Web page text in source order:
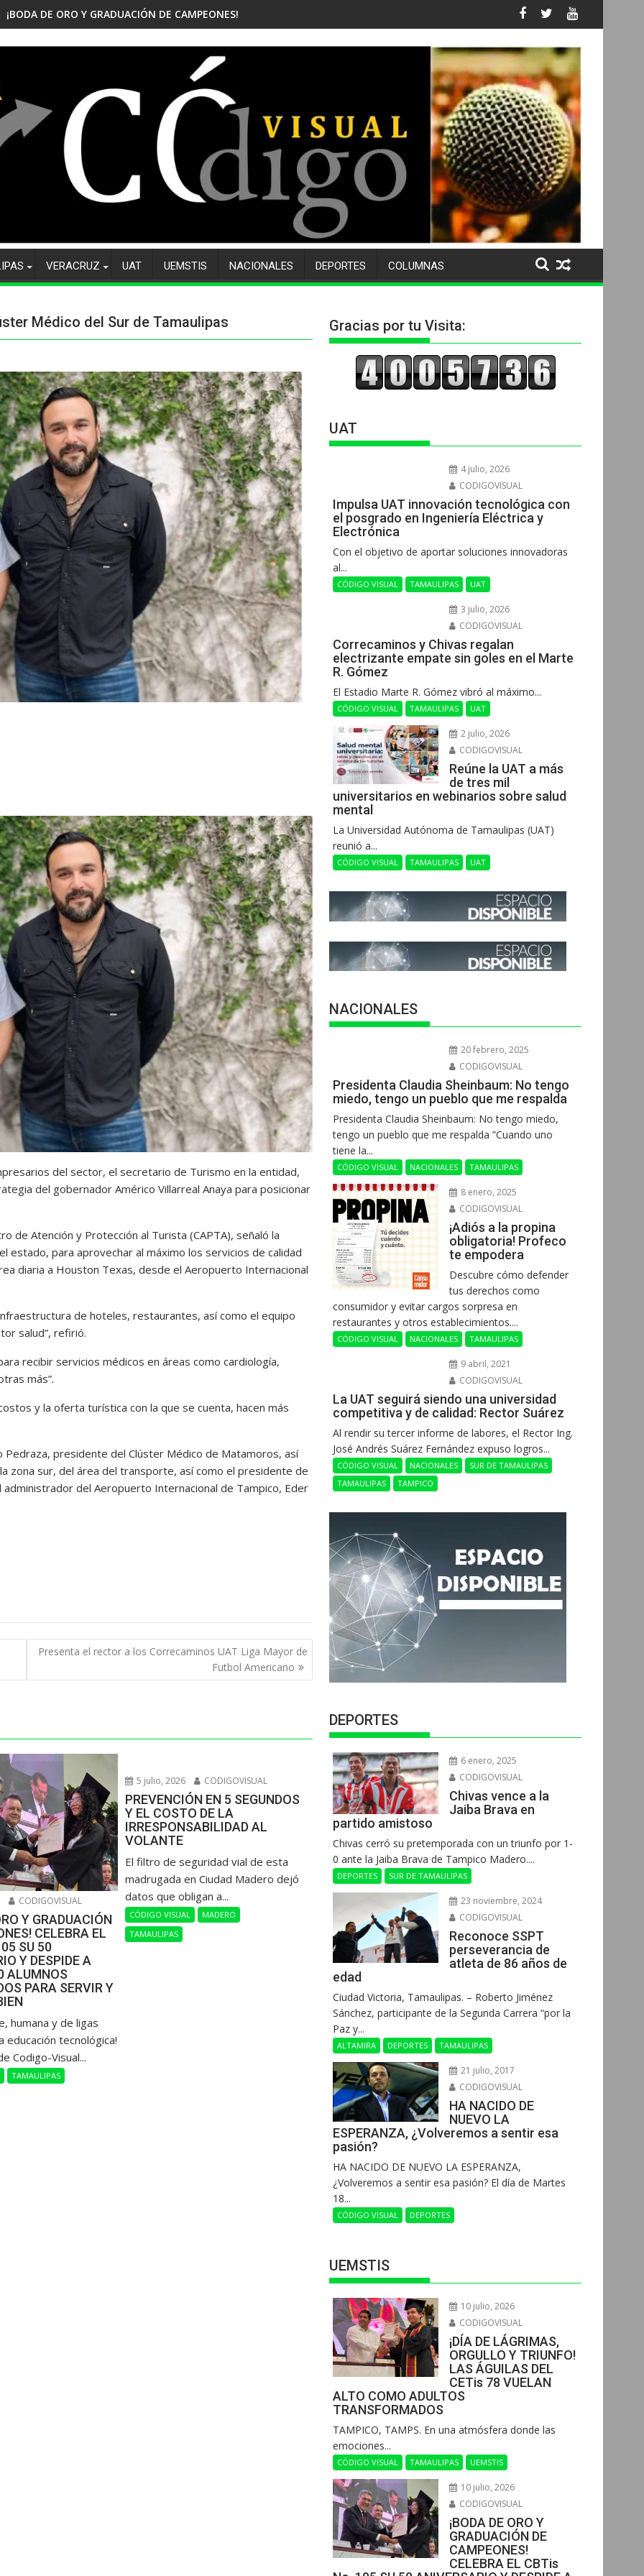
¡BODA DE ORO Y GRADUACIÓN DE CAMPEONES! CELEBRA EL CBTis No. 105 SU 50 ANIVERSARIO Y DESPIDE A MÁS DE 500
VERACRUZ UAT UEMSTIS NACIONALES DEPORTES COLUMNAS
Médico del Sur de Tamaulipas
del sector, el secretario de Turismo en la entidad,
del gobernador Américo Villarreal Anaya para posicionar
de Atención y Protección al Turista (CAPTA), señaló la
para aprovechar al máximo los servicios de calidad
diaria a Houston Texas, desde el Aeropuerto Internacional
de hoteles, restaurantes, así como el equipo
salud”, refirió.
recibir servicios médicos en áreas como cardiología,
más”.
y la oferta turística con la que se cuenta, hacen más
presidente del Clúster Médico de Matamoros, así
zona sur, del área del transporte, así como el presidente de
del Aeropuerto Internacional de Tampico, Eder
Presenta el rector a los Correcaminos UAT Liga Mayor de
Futbol Americano
CODIGOVISUAL
Y GRADUACIÓN
CELEBRA EL
SU 50
Y DESPIDE A
ALUMNOS
PARA SERVIR Y
humana y de ligas
educación tecnológica!
Codigo-Visual...
TAMAULIPAS
5 julio, 2026 CODIGOVISUAL
PREVENCIÓN EN 5 SEGUNDOS
Y EL COSTO DE LA
IRRESPONSABILIDAD AL
VOLANTE
​El filtro de seguridad vial de esta
madrugada en Ciudad Madero dejó
datos que obligan a...
CÓDIGO VISUAL
MADERO
TAMAULIPAS
Gracias por tu Visita:
UAT
4 julio, 2026
CODIGOVISUAL
Impulsa UAT innovación tecnológica con
el posgrado en Ingeniería Eléctrica y
Electrónica
Con el objetivo de aportar soluciones innovadoras
al...
CÓDIGO VISUAL TAMAULIPAS UAT
3 julio, 2026
CODIGOVISUAL
Correcaminos y Chivas regalan
electrizante empate sin goles en el Marte
R. Gómez
El Estadio Marte R. Gómez vibró al máximo...
CÓDIGO VISUAL TAMAULIPAS UAT
2 julio, 2026
CODIGOVISUAL
Reúne la UAT a más
de tres mil
universitarios en webinarios sobre salud
mental
La Universidad Autónoma de Tamaulipas (UAT)
reunió a...
CÓDIGO VISUAL TAMAULIPAS UAT
NACIONALES
20 febrero, 2025
CODIGOVISUAL
Presidenta Claudia Sheinbaum: No tengo
miedo, tengo un pueblo que me respalda
Presidenta Claudia Sheinbaum: No tengo miedo,
tengo un pueblo que me respalda ”Cuando uno
tiene la...
CÓDIGO VISUAL NACIONALES TAMAULIPAS
8 enero, 2025
CODIGOVISUAL
¡Adiós a la propina
obligatoria! Profeco
te empodera
Descubre cómo defender
tus derechos como
consumidor y evitar cargos sorpresa en
restaurantes y otros establecimientos....
CÓDIGO VISUAL NACIONALES TAMAULIPAS
9 abril, 2021
CODIGOVISUAL
La UAT seguirá siendo una universidad
competitiva y de calidad: Rector Suárez
Al rendir su tercer informe de labores, el Rector Ing.
José Andrés Suárez Fernández expuso logros...
CÓDIGO VISUAL NACIONALES
SUR DE TAMAULIPAS
TAMAULIPAS
TAMPICO
DEPORTES
6 enero, 2025
CODIGOVISUAL
Chivas vence a la
Jaiba Brava en
partido amistoso
Chivas cerró su pretemporada con un triunfo por 1-
0 ante la Jaiba Brava de Tampico Madero....
DEPORTES SUR DE TAMAULIPAS
23 noviembre, 2024
CODIGOVISUAL
Reconoce SSPT
perseverancia de
atleta de 86 años de
edad
Ciudad Victoria, Tamaulipas. – Roberto Jiménez
Sánchez, participante de la Segunda Carrera “por la
Paz y...
ALTAMIRA DEPORTES TAMAULIPAS
21 julio, 2017
CODIGOVISUAL
HA NACIDO DE
NUEVO LA
ESPERANZA, ¿Volveremos a sentir esa
pasión?
HA NACIDO DE NUEVO LA ESPERANZA,
¿Volveremos a sentir esa pasión? El día de Martes
18...
CÓDIGO VISUAL DEPORTES
UEMSTIS
10 julio, 2026
CODIGOVISUAL
¡DÍA DE LÁGRIMAS,
ORGULLO Y TRIUNFO!
LAS ÁGUILAS DEL
CETis 78 VUELAN
ALTO COMO ADULTOS
TRANSFORMADOS
​TAMPICO, TAMPS. En una atmósfera donde las
emociones...
CÓDIGO VISUAL TAMAULIPAS UEMSTIS
10 julio, 2026
CODIGOVISUAL
¡BODA DE ORO Y
GRADUACIÓN DE
CAMPEONES!
CELEBRA EL CBTis